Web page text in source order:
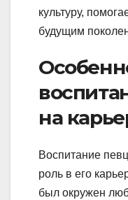
культуру,
будущим
на
Воспитание
роль в его
был окружен